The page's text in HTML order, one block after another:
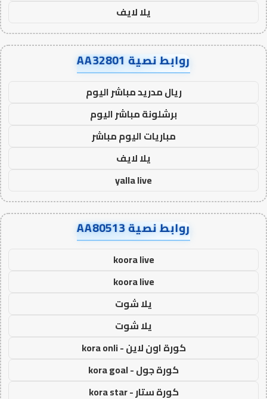
يلا لايف
روابط نصية AA32801
ريال مدريد مباشر اليوم
برشلونة مباشر اليوم
مباريات اليوم مباشر
يلا لايف
yalla live
روابط نصية AA80513
koora live
koora live
يلا شوت
يلا شوت
كورة اون لاين - kora onli
كورة جول - kora goal
كورة ستار - kora star